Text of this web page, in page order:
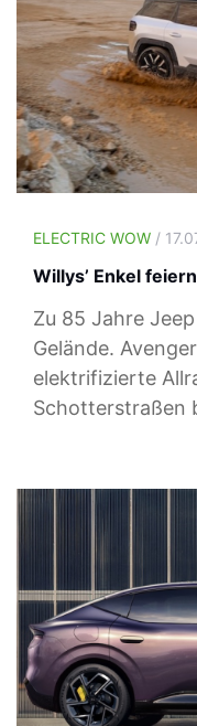
ELECTRIC WOW /
Willys’ Enkel
Zu 85 Jahre
Gelände.
elektrifizierte
Schotterstraßen